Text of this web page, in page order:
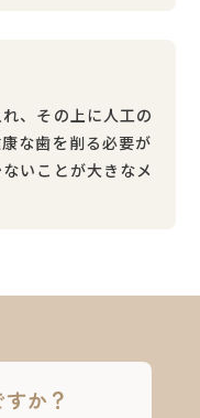
、その上に人工の
な歯を削る必要が
いことが大きなメ
か？